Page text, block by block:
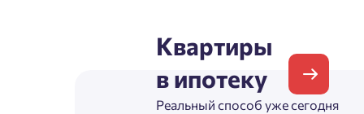
Квартиры
в ипотеку
Реальный способ уже сегодня